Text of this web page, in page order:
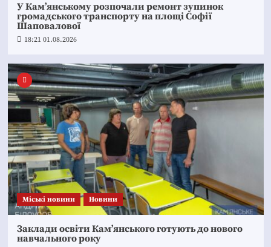
У Кам’янському розпочали ремонт зупинок
громадського транспорту на площі Софії
Шаповалової
18:21 01.08.2026
Mіські новини Новини
Заклади освіти Кам’янського готують до нового
навчального року